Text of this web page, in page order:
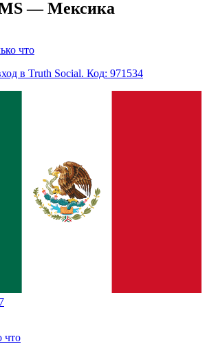
— Мексика
что
в Truth Social. Код: 971534
что